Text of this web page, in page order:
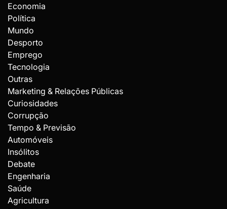
Economia
Política
Mundo
Desporto
Emprego
Tecnologia
Outras
Marketing & Relações Públicas
Curiosidades
Corrupção
Tempo & Previsão
Automóveis
Insólitos
Debate
Engenharia
Saúde
Agricultura